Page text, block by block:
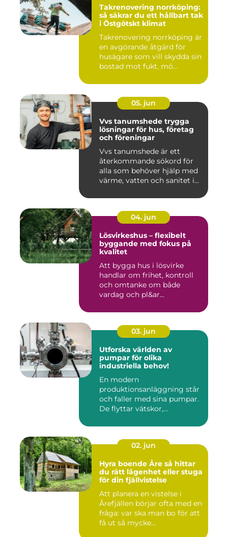
Takrenovering norrköping:
så säkrar du ett hållbart tak
i Östgötskt klimat
Takrenovering norrköping är
en avgörande åtgärd för
husägare som vill skydda sin
bostad mot fukt, mö...
05. jun
Vvs tanumshede trygga
lösningar för hus, företag
och föreningar
Vvs tanumshede är ett
återkommande sökord för
alla som behöver hjälp med
värme, vatten och sanitet i...
04. jun
Lösvirkeshus – flexibelt
byggande med fokus på
kvalitet
Att bygga hus i lösvirke
handlar om frihet, kontroll
och omtanke om både
vardag och pl&ar...
03. jun
Utforska världen av
pumpar för olika
industriella behov!
En modern
produktionsanläggning står
och faller med sina pumpar.
De flyttar vätskor,...
02. jun
Hyra boende Åre så hittar
du rätt lägenhet eller stuga
för din fjällvistelse
Att planera en vistelse i
Årefjällen börjar ofta med en
fråga: var ska man bo för att
få ut så mycke...